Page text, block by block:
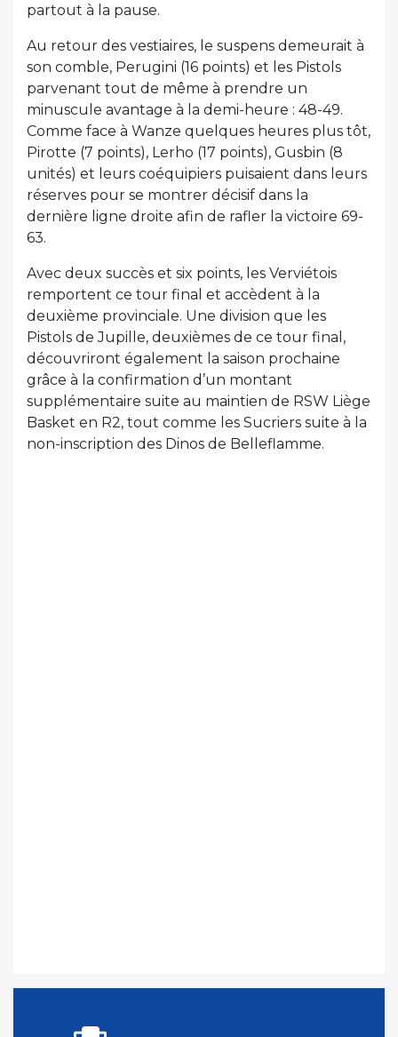
partout à la pause.
Au retour des vestiaires, le suspens demeurait à
son comble, Perugini (16 points) et les Pistols
parvenant tout de même à prendre un
minuscule avantage à la demi-heure : 48-49.
Comme face à Wanze quelques heures plus tôt,
Pirotte (7 points), Lerho (17 points), Gusbin (8
unités) et leurs coéquipiers puisaient dans leurs
réserves pour se montrer décisif dans la
dernière ligne droite afin de rafler la victoire 69-
63.
Avec deux succès et six points, les Verviétois
remportent ce tour final et accèdent à la
deuxième provinciale. Une division que les
Pistols de Jupille, deuxièmes de ce tour final,
découvriront également la saison prochaine
grâce à la confirmation d’un montant
supplémentaire suite au maintien de RSW Liège
Basket en R2, tout comme les Sucriers suite à la
non-inscription des Dinos de Belleflamme.